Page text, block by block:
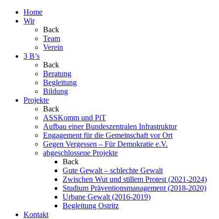
Home
Wir
Back
Team
Verein
3 B’s
Back
Beratung
Begleitung
Bildung
Projekte
Back
ASSKomm und PiT
Aufbau einer Bundeszentralen Infrastruktur
Engagement für die Gemeinschaft vor Ort
Gegen Vergessen – Für Demokratie e.V.
abgeschlossene Projekte
Back
Gute Gewalt – schlechte Gewalt
Zwischen Wut und stillem Protest (2021-2024)
Studium Präventionsmanagement (2018-2020)
Urbane Gewalt (2016-2019)
Begleitung Ostritz
Kontakt